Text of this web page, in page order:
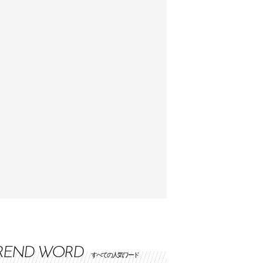
WORD すべての人気ワード